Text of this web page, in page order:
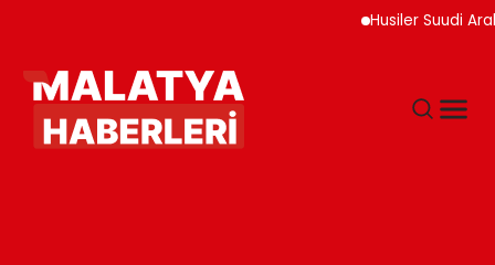
Husiler Suudi Arabistan